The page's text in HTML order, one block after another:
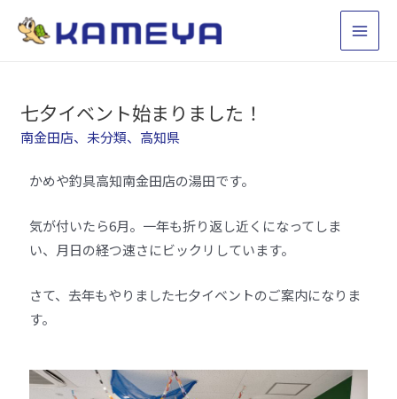
七夕イベント始まりました！
南金田店、 未分類、 高知県
かめや釣具高知南金田店の湯田です。
気が付いたら6月。一年も折り返し近くになってしま
い、月日の経つ速さにビックリしています。
さて、去年もやりました七夕イベントのご案内になりま
す。